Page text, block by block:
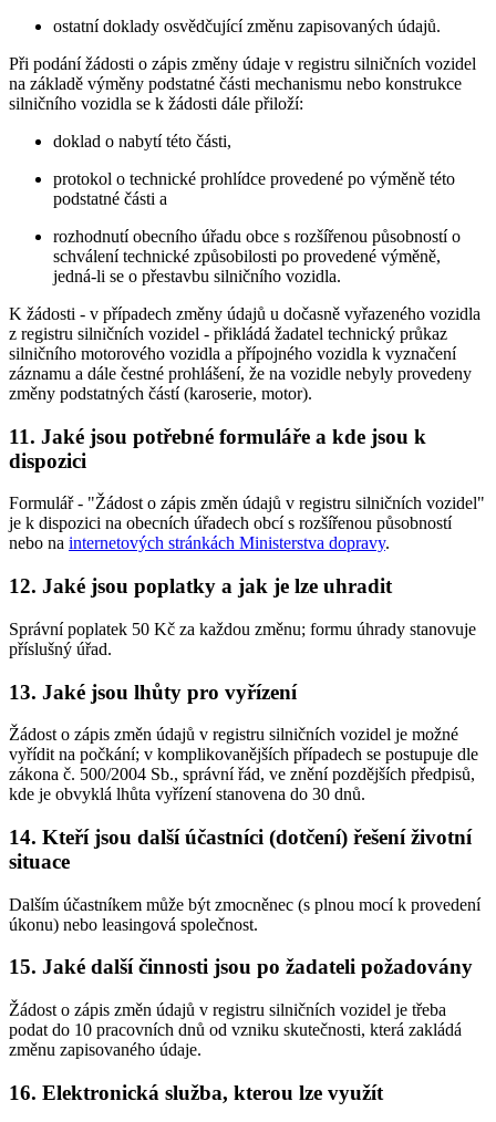
ostatní doklady osvědčující změnu zapisovaných údajů.
Při podání žádosti o zápis změny údaje v registru silničních vozidel
na základě výměny podstatné části mechanismu nebo konstrukce
silničního vozidla se k žádosti dále přiloží:
doklad o nabytí této části,
protokol o technické prohlídce provedené po výměně této
podstatné části a
rozhodnutí obecního úřadu obce s rozšířenou působností o
schválení technické způsobilosti po provedené výměně,
jedná-li se o přestavbu silničního vozidla.
K žádosti - v případech změny údajů u dočasně vyřazeného vozidla
z registru silničních vozidel - přikládá žadatel technický průkaz
silničního motorového vozidla a přípojného vozidla k vyznačení
záznamu a dále čestné prohlášení, že na vozidle nebyly provedeny
změny podstatných částí (karoserie, motor).
11. Jaké jsou potřebné formuláře a kde jsou k
dispozici
Formulář - "Žádost o zápis změn údajů v registru silničních vozidel"
je k dispozici na obecních úřadech obcí s rozšířenou působností
nebo na internetových stránkách Ministerstva dopravy.
12. Jaké jsou poplatky a jak je lze uhradit
Správní poplatek 50 Kč za každou změnu; formu úhrady stanovuje
příslušný úřad.
13. Jaké jsou lhůty pro vyřízení
Žádost o zápis změn údajů v registru silničních vozidel je možné
vyřídit na počkání; v komplikovanějších případech se postupuje dle
zákona č. 500/2004 Sb., správní řád, ve znění pozdějších předpisů,
kde je obvyklá lhůta vyřízení stanovena do 30 dnů.
14. Kteří jsou další účastníci (dotčení) řešení životní
situace
Dalším účastníkem může být zmocněnec (s plnou mocí k provedení
úkonu) nebo leasingová společnost.
15. Jaké další činnosti jsou po žadateli požadovány
Žádost o zápis změn údajů v registru silničních vozidel je třeba
podat do 10 pracovních dnů od vzniku skutečnosti, která zakládá
změnu zapisovaného údaje.
16. Elektronická služba, kterou lze využít